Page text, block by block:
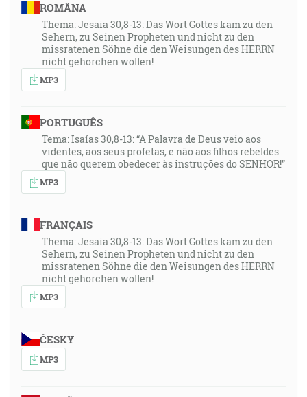
ROMÂNA
Thema: Jesaia 30,8-13: Das Wort Gottes kam zu den
Sehern, zu Seinen Propheten und nicht zu den
missratenen Söhne die den Weisungen des HERRN
nicht gehorchen wollen!
MP3
PORTUGUÊS
Tema: Isaías 30,8-13: “A Palavra de Deus veio aos
videntes, aos seus profetas, e não aos filhos rebeldes
que não querem obedecer às instruções do SENHOR!”
MP3
FRANÇAIS
Thema: Jesaia 30,8-13: Das Wort Gottes kam zu den
Sehern, zu Seinen Propheten und nicht zu den
missratenen Söhne die den Weisungen des HERRN
nicht gehorchen wollen!
MP3
ČESKY
MP3